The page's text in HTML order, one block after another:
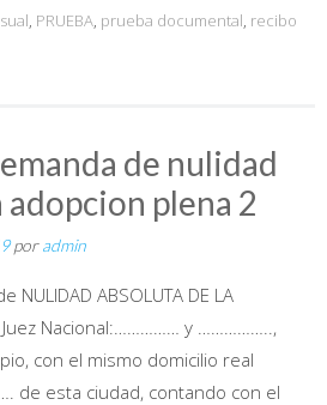
, PRUEBA, prueba documental, recibo
de nulidad
plena 2
poradmin
NULIDAD ABSOLUTA DE LA
Juez Nacional:…………… y ……………..,
con el mismo domicilio real
de esta ciudad, contando con el